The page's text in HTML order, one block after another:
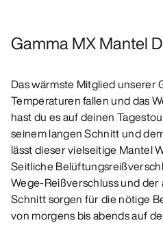
Gamma MX Mantel
Das wärmste Mitglied unserer
Temperaturen fallen und das
hast du es auf deinen
seinem langen Schnitt und
lässt dieser vielseitige Mantel
Seitliche
Wege-Reißverschluss und
Schnitt sorgen für die nötige
von morgens bis abends auf